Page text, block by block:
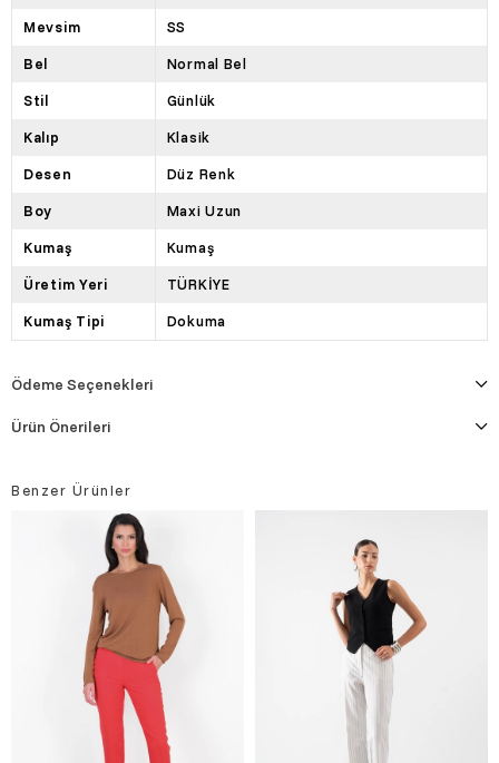
Mevsim SS
Bel Normal Bel
Stil Günlük
Kalıp Klasik
Desen Düz Renk
Boy Maxi Uzun
Kumaş Kumaş
Üretim Yeri TÜRKİYE
Kumaş Tipi Dokuma
Ödeme Seçenekleri
Ürün Önerileri
Benzer Ürünler